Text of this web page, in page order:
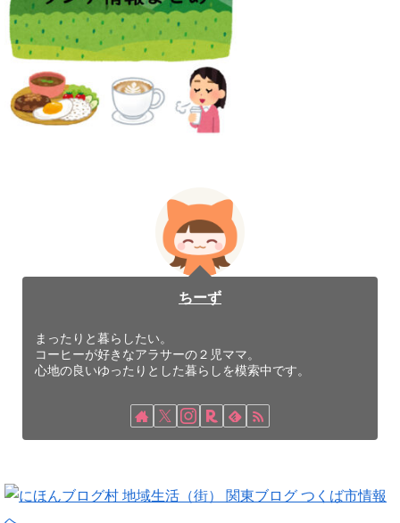
ちーず
まったりと暮らしたい。
コーヒーが好きなアラサーの２児ママ。
心地の良いゆったりとした暮らしを模索中です。